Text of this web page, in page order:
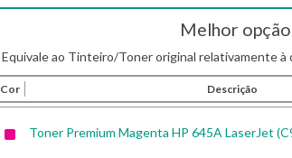
Melhor
Equivale ao Tinteiro/Toner original relativamente à
Cor Descrição
Toner Premium Magenta HP 645A LaserJet